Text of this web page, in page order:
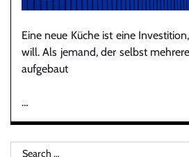
Eine neue Küche ist eine
will. Als jemand, der selbst
aufgebaut
…
Search